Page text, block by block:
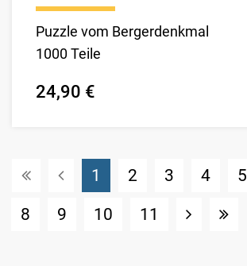
Puzzle vom Bergerdenkmal
1000 Teile
24,90 €
1 (Standort)
2 3 4 5
8
9 10 11